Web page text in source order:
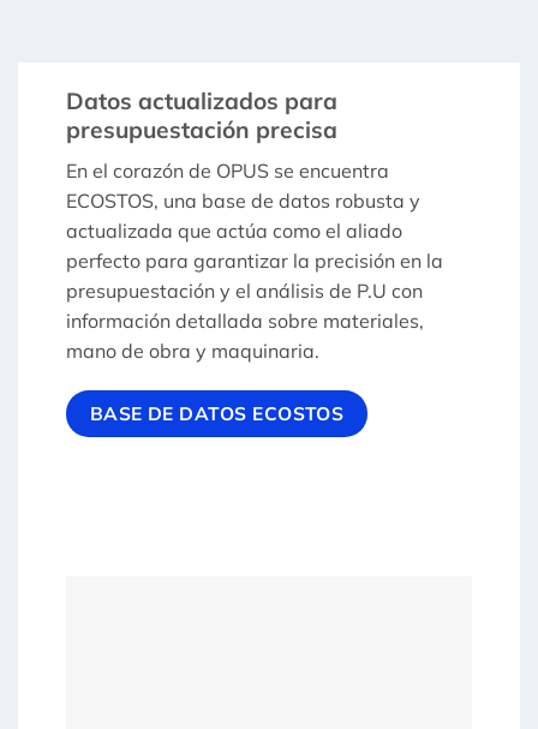
Datos actualizados para
presupuestación precisa
En el corazón de OPUS se encuentra
ECOSTOS, una base de datos robusta y
actualizada que actúa como el aliado
perfecto para garantizar la precisión en la
presupuestación y el análisis de P.U con
información detallada sobre materiales,
mano de obra y maquinaria.
BASE DE DATOS ECOSTOS